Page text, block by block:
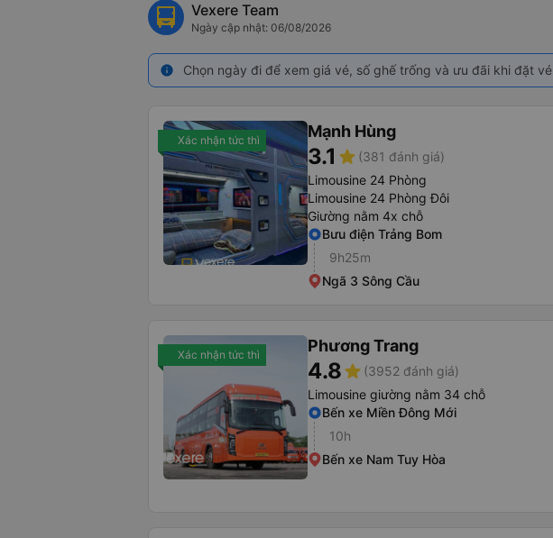
Vexere Team
Ngày cập nhật: 06/08/2026
info Chọn ngày đi để xem giá vé, số ghế trống và ưu đãi khi đặt vé
Xác nhận tức thì Mạnh Hùng
3.1 star (381 đánh giá)
Limousine 24 Phòng
Limousine 24 Phòng Đôi
Giường nằm 4x chỗ
Bưu điện Trảng Bom
9h25m
Ngã 3 Sông Cầu
Xác nhận tức thì Phương Trang
4.8star (3952 đánh giá)
Limousine giường nằm 34 chỗ
Bến xe Miền Đông Mới
10h
Bến xe Nam Tuy Hòa